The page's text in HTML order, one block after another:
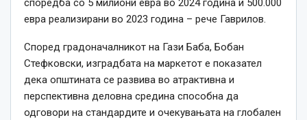
споредба со 5 милиони евра во 2024 година и 500.000
евра реализирани во 2023 година – рече Гаврилов.
Според градоначалникот на Гази Баба, Бобан
Стефковски, изградбата на маркетот е показател
дека општината се развива во атрактивна и
перспективна деловна средина способна да
одговори на стандардите и очекувањата на глобален